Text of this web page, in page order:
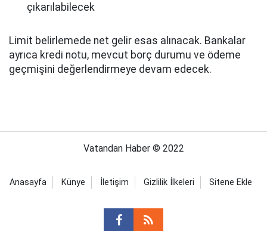
çıkarılabilecek
Limit belirlemede net gelir esas alınacak. Bankalar
ayrıca kredi notu, mevcut borç durumu ve ödeme
geçmişini değerlendirmeye devam edecek.
Vatandan Haber © 2022
Anasayfa Künye İletişim Gizlilik İlkeleri Sitene Ekle